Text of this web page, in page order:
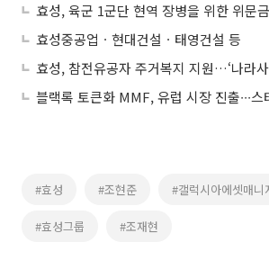
효성, 육군 1군단 현역 장병을 위한 위문
효성중공업ㆍ현대건설ㆍ태영건설 등
블랙록 토큰화 MMF, 유럽 시장 진출∙∙∙
#효성 #조현준 #갤럭시아에셋매니
#효성그룹 #조재현